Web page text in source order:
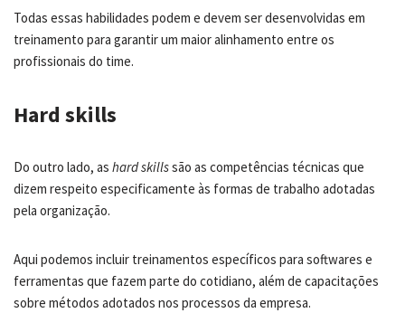
Todas essas habilidades podem e devem ser desenvolvidas em
treinamento para garantir um maior alinhamento entre os
profissionais do time.
Hard skills
Do outro lado, as hard skillssão as competências técnicas que
dizem respeito especificamente às formas de trabalho adotadas
pela organização.
Aqui podemos incluir treinamentos específicos para softwares e
ferramentas que fazem parte do cotidiano, além de capacitações
sobre métodos adotados nos processos da empresa.